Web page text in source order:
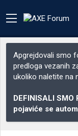
Apgrejdovali smo
predloga vezanih
ukoliko naletite na
DEFINISALI
pojaviće se